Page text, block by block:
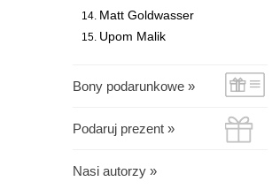
Matt Goldwasser
Upom Malik
Bony podarunkowe »
Podaruj prezent »
Nasi autorzy »